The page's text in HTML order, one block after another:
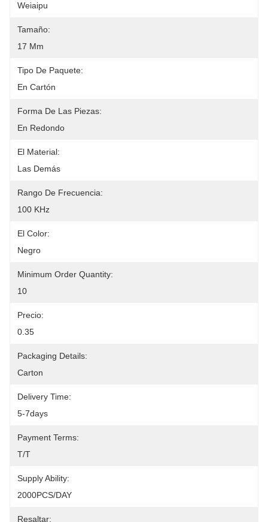
Weiaipu
Tamaño:
17 Mm
Tipo De Paquete:
En Cartón
Forma De Las Piezas:
En Redondo
El Material:
Las Demás
Rango De Frecuencia:
100 KHz
El Color:
Negro
Minimum Order Quantity:
10
Precio:
0.35
Packaging Details:
Carton
Delivery Time:
5-7days
Payment Terms:
T/T
Supply Ability:
2000PCS/DAY
Resaltar: